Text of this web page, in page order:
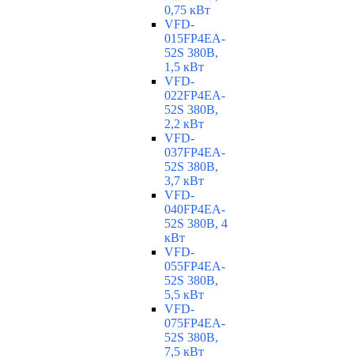
0,75 кВт
VFD-
015FP4EA-
52S 380В,
1,5 кВт
VFD-
022FP4EA-
52S 380В,
2,2 кВт
VFD-
037FP4EA-
52S 380В,
3,7 кВт
VFD-
040FP4EA-
52S 380В, 4
кВт
VFD-
055FP4EA-
52S 380В,
5,5 кВт
VFD-
075FP4EA-
52S 380В,
7,5 кВт